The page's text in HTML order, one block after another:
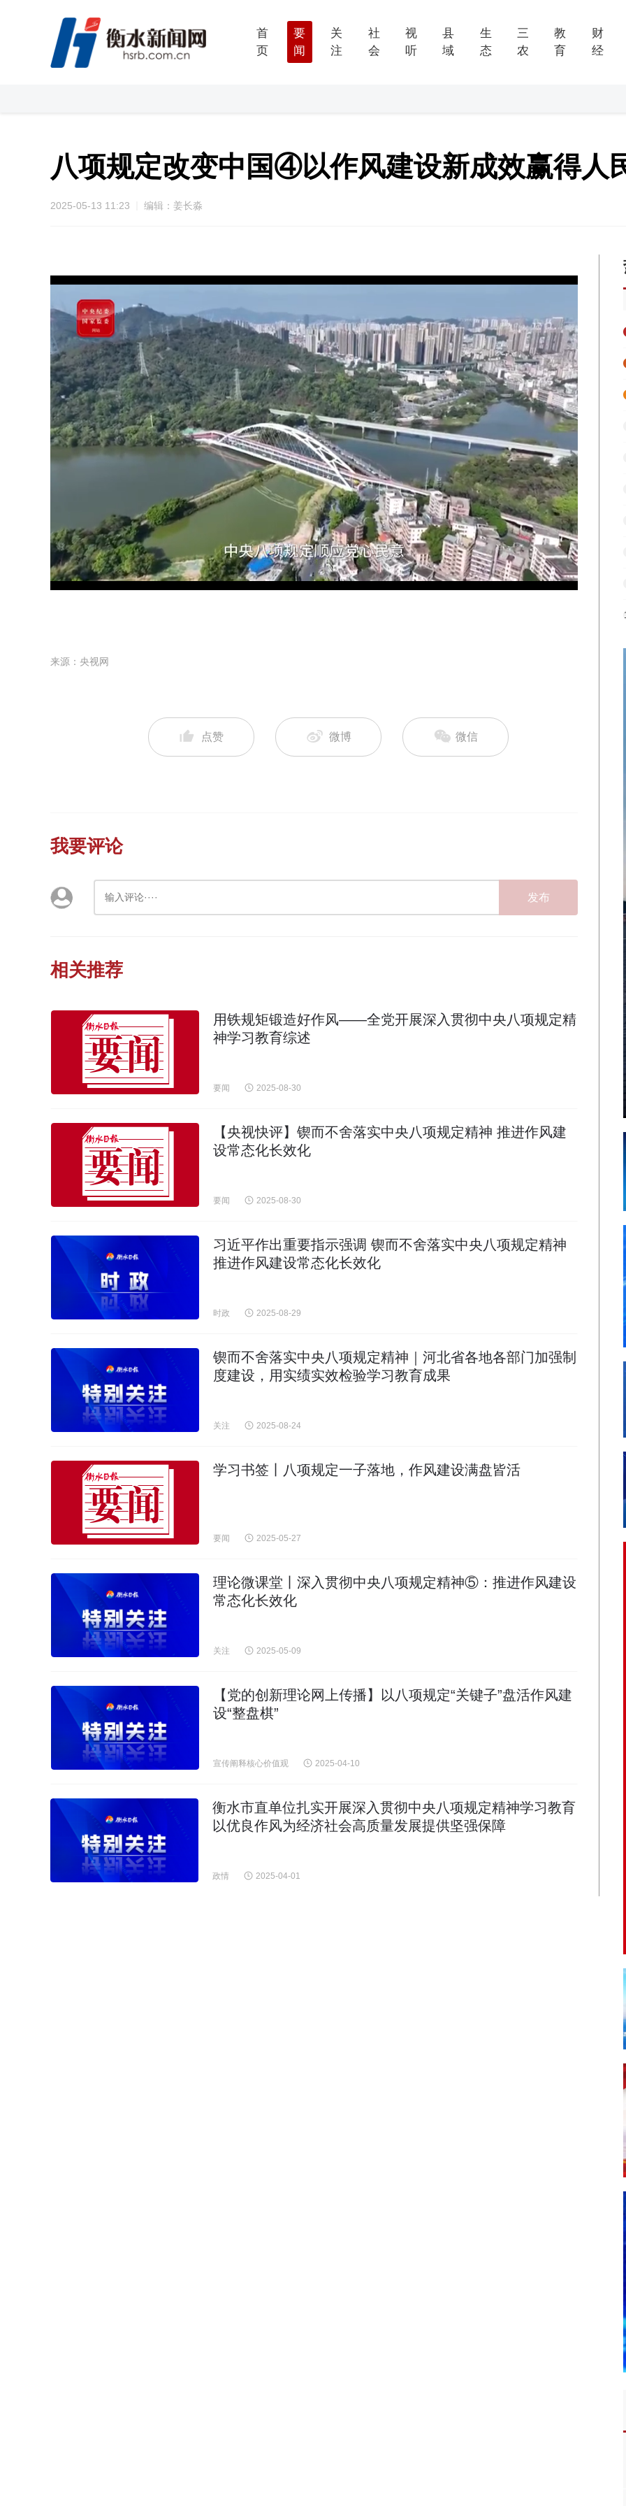
首
页
要
闻
关
注
社
会
视
听
县
域
生
态
三
农
教
育
财
经
八项规定改变中国④以作风建设新成效赢得人
2025-05-13 11:23 编辑：姜长淼
Unmute Loaded:
17.22%
来源：央视网
点赞 微博 微信
我要评论
发布
相关推荐
用铁规矩锻造好作风——全党开展深入贯彻中央八项规定精
神学习教育综述
要闻 2025-08-30
【央视快评】锲而不舍落实中央八项规定精神 推进作风建
设常态化长效化
要闻 2025-08-30
习近平作出重要指示强调 锲而不舍落实中央八项规定精神
推进作风建设常态化长效化
时政 2025-08-29
锲而不舍落实中央八项规定精神｜河北省各地各部门加强制
度建设，用实绩实效检验学习教育成果
关注 2025-08-24
学习书签丨八项规定一子落地，作风建设满盘皆活
要闻 2025-05-27
理论微课堂丨深入贯彻中央八项规定精神⑤：推进作风建设
常态化长效化
关注 2025-05-09
【党的创新理论网上传播】以八项规定“关键子”盘活作风建
设“整盘棋”
宣传阐释核心价值观 2025-04-10
衡水市直单位扎实开展深入贯彻中央八项规定精神学习教育
以优良作风为经济社会高质量发展提供坚强保障
政情 2025-04-01